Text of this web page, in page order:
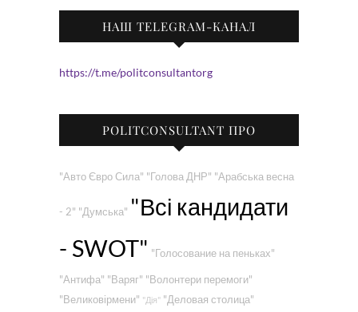
НАШ TELEGRAM-КАНАЛ
https://t.me/politconsultantorg
POLITCONSULTANT ПРО
"Авто Євро Сила" "Голова ДНР" "Арабська весна
- 2" "Думська" "Всі кандидати
- SWOT" "Голосование на пеньках"
"Антифа" "Варяг" "Волонтери перемоги"
"Великовірмени" "Дія" "Деловая столица"